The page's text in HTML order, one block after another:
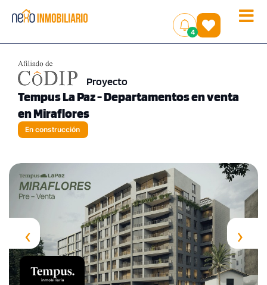
Toggle
4
()
Proyecto
Tempus La Paz - Departamentos en venta
en Miraflores
En construcción
‹ ›